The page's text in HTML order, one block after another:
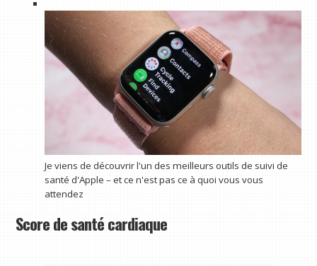
Je viens de découvrir l'un des meilleurs outils de suivi de
santé d'Apple – et ce n'est pas ce à quoi vous vous
attendez
Score de santé cardiaque